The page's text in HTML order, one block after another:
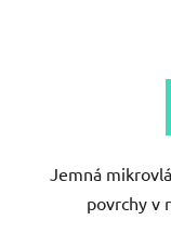
Jemná
povrchy v